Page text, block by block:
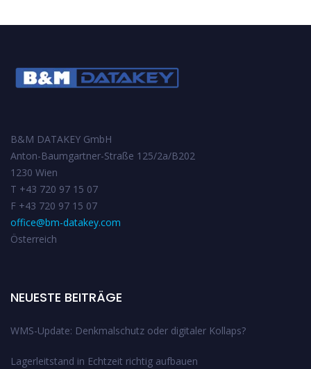
B&M DATAKEY GmbH
Anton-Baumgartner-Straße 125/2a/B202
1230 Wien
T +43 720 97 15 07
F +43 720 97 15 07
office@bm-datakey.com
Österreich
NEUESTE BEITRÄGE
WMS-Update: Denkmalschutz oder digitaler Kollaps?
Lagerleitstand in Echtzeit richtig aufbauen